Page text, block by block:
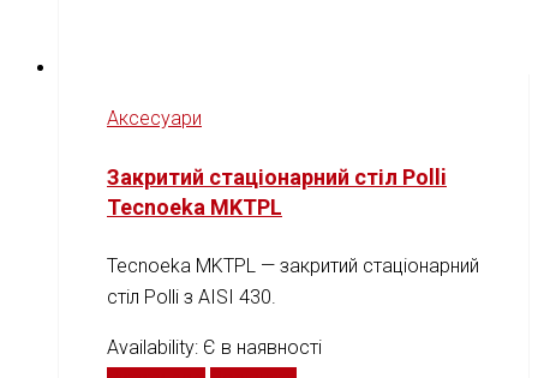
Аксесуари
Закритий стаціонарний стіл Рolli
Tecnoeka MKTPL
Tecnoeka MKTPL — закритий стаціонарний
стіл Рolli з AISI 430.
Availability: Є в наявності